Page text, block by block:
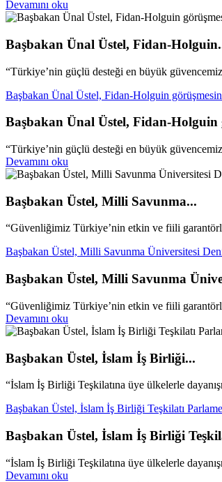
Devamını oku
Başbakan Ünal Üstel, Fidan-
“Türkiye’nin güçlü desteği en büyük
Başbakan Ünal Üstel, Fidan-Holguin
Başbakan Ünal Üstel, Fidan-Holguin
“Türkiye’nin güçlü desteği en büyük
Devamını oku
Başbakan Üstel, Milli Savunma...
“Güvenliğimiz Türkiye’nin etkin ve fiili
Başbakan Üstel, Milli Savunma Üniversitesi
Başbakan Üstel, Milli Savunma
“Güvenliğimiz Türkiye’nin etkin ve fiili
Devamını oku
Başbakan Üstel, İslam İş Birliği...
“İslam İş Birliği Teşkilatına üye ülkelerle
Başbakan Üstel, İslam İş Birliği Teşkilatı
Başbakan Üstel, İslam İş Birliği
“İslam İş Birliği Teşkilatına üye ülkelerle
Devamını oku